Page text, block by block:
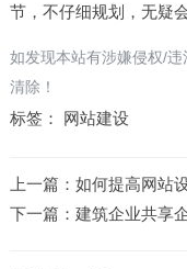
节，不仔细规划，无疑
如发现本站有涉嫌侵权/
清除！
标签： 网站建设
上一篇： 如何提高网站
下一篇： 建筑企业共享